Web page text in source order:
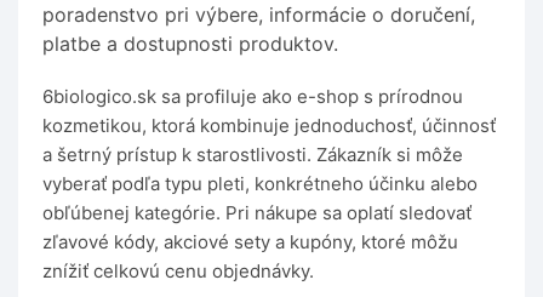
poradenstvo pri výbere, informácie o doručení,
platbe a dostupnosti produktov.
6biologico.sk sa profiluje ako e-shop s prírodnou
kozmetikou, ktorá kombinuje jednoduchosť, účinnosť
a šetrný prístup k starostlivosti. Zákazník si môže
vyberať podľa typu pleti, konkrétneho účinku alebo
obľúbenej kategórie. Pri nákupe sa oplatí sledovať
zľavové kódy, akciové sety a kupóny, ktoré môžu
znížiť celkovú cenu objednávky.